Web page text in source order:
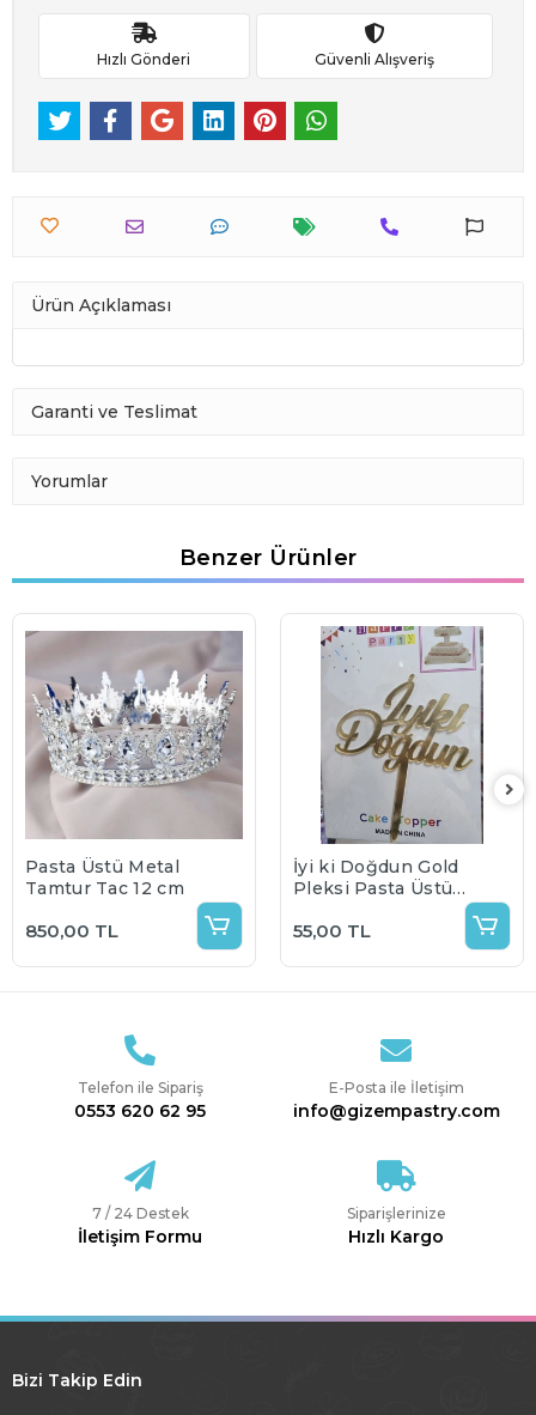
Hızlı Gönderi Güvenli Alışveriş
Ürün Açıklaması
Garanti ve Teslimat
Yorumlar
Benzer Ürünler
Pasta Üstü Metal
Tamtur Taç 12 cm
850,00 TL
İyi ki Doğdun Gold
Pleksi Pasta Üstü
55,00 TL
Telefon ile Sipariş
0553 620 62 95
E-Posta ile İletişim
info@gizempastry.com
7 / 24 Destek
İletişim Formu
Siparişlerinize
Hızlı Kargo
Bizi Takip Edin